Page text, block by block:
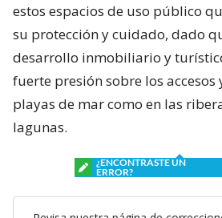
estos espacios de uso público
su protección y cuidado, dado
desarrollo inmobiliario y
fuerte presión sobre los accesos
playas de mar como en las
lagunas.
¿ENCONTRASTE UN
ERROR?